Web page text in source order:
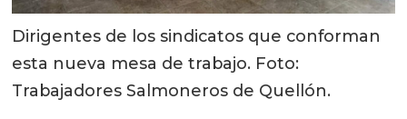
Dirigentes de los sindicatos que conforman
esta nueva mesa de trabajo. Foto:
Trabajadores Salmoneros de Quellón.